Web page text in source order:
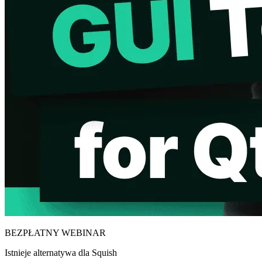
BEZPŁATNY WEBINAR
Istnieje alternatywa dla Squish